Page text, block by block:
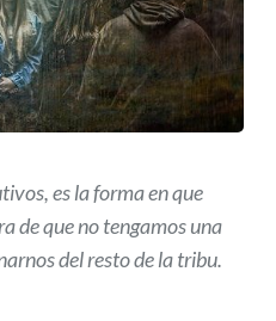
es la forma en que
de que no tengamos una
del resto de la tribu.